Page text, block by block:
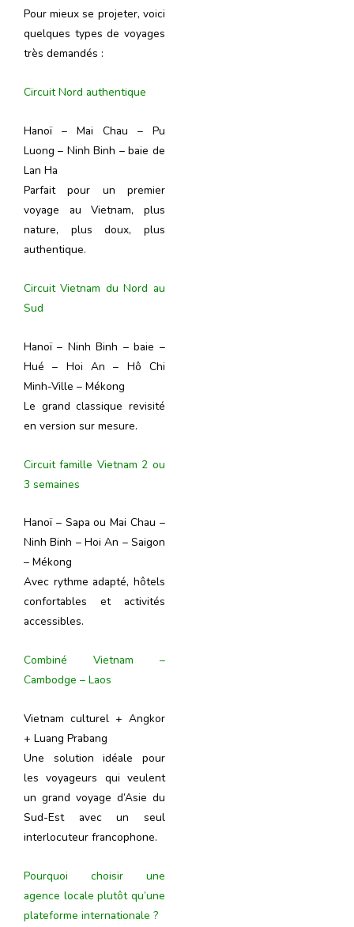
Pour mieux se projeter, voici
quelques types de voyages
très demandés :
Circuit Nord authentique
Hanoï – Mai Chau – Pu
Luong – Ninh Binh – baie de
Lan Ha
Parfait pour un premier
voyage au Vietnam, plus
nature, plus doux, plus
authentique.
Circuit Vietnam du Nord au
Sud
Hanoï – Ninh Binh – baie –
Hué – Hoi An – Hô Chi
Minh-Ville – Mékong
Le grand classique revisité
en version sur mesure.
Circuit famille Vietnam 2 ou
3 semaines
Hanoï – Sapa ou Mai Chau –
Ninh Binh – Hoi An – Saigon
– Mékong
Avec rythme adapté, hôtels
confortables et activités
accessibles.
Combiné Vietnam –
Cambodge – Laos
Vietnam culturel + Angkor
+ Luang Prabang
Une solution idéale pour
les voyageurs qui veulent
un grand voyage d’Asie du
Sud-Est avec un seul
interlocuteur francophone.
Pourquoi choisir une
agence locale plutôt qu’une
plateforme internationale ?